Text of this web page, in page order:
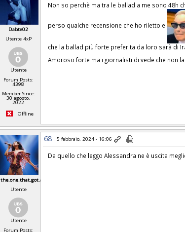
Dabte02
Utente 4xP
Utente
Forum Posts:
4398
Member Since:
30 agosto,
2022
Offline
Non so perchè ma tra le ballad a me sono 48h
perso qualche recensione che ho riletto e
che la ballad più forte preferita da loro sarà di
Amoroso forte ma i giornalisti di vede che non
the.one.that.got.away
Utente
Utente
Forum Posts:
68 5 febbraio, 2024 - 16:06
Da quello che leggo Alessandra ne è uscita